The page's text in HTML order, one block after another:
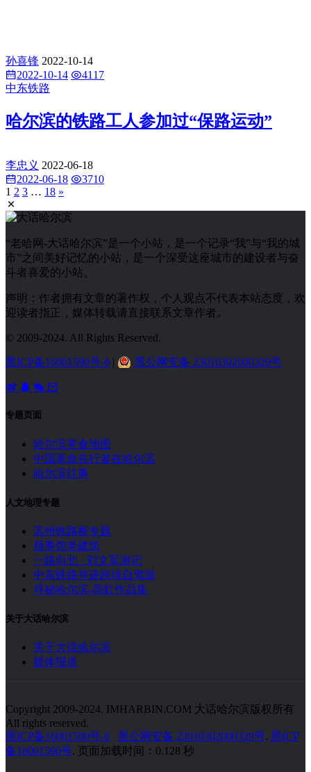
孙喜锋 2022-10-14
2022-10-14
4117
中东铁路
哈尔滨的铁路工人参加过“保路运动”
李忠义 2022-06-18
2022-06-18
3710
1 2 3 … 18 »
“老哈网-大话哈尔滨”是一个小站，是一个记录“我”与“我的城
市”之间美好记忆的小站，是一个深受这座城市的建设者与奋
斗者喜爱的小站。
声明：作者拥有文章的著作权，个人观点不代表本站态度，欢
迎读者指正，媒体转载请直接联系文章作者。
© 2009-2024. All Rights Reserved.
黑ICP备16001590号-6 | 黑公网安备 23010302000329号
专题页面
哈尔滨美食地图
中国革命先行者在哈尔滨
哈尔滨往事
人文地理专题
滨州铁路桥专题
领事馆老建筑
一路向北 · 刘文军游记
中东铁路寻迹跨境自驾游
寻秘哈尔滨-高虹作品集
关于大话哈尔滨
关于大话哈尔滨
媒体报道
Copyright 2009-2024. IMHARBIN.COM 大话哈尔滨版权所有
All rights reserved.
黑ICP备16001590号-6
黑公网安备 23010302000329号. 黑ICP
备16001590号. 页面加载时间：0.128 秒